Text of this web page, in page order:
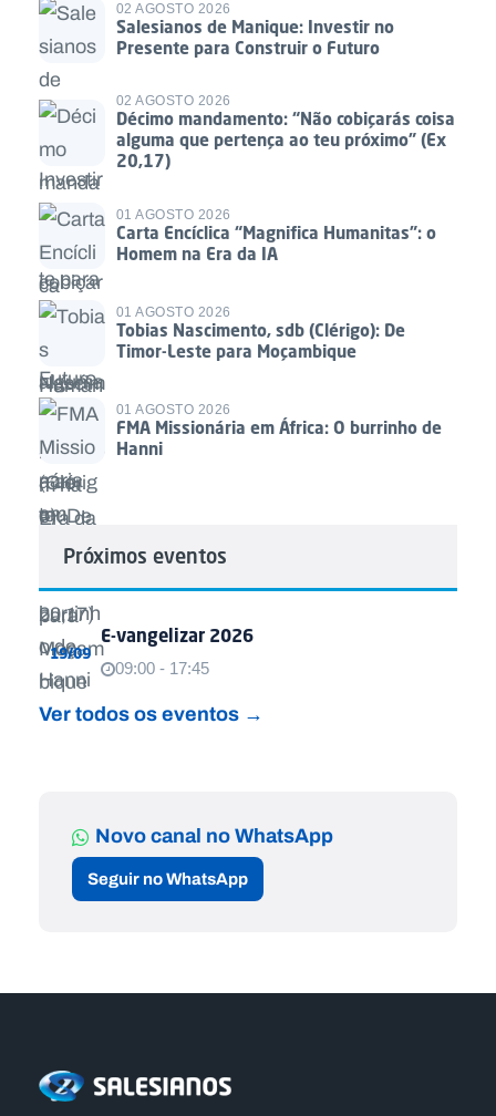
02 AGOSTO 2026
Salesianos de Manique: Investir no
Presente para Construir o Futuro
02 AGOSTO 2026
Décimo mandamento: “Não cobiçarás coisa
alguma que pertença ao teu próximo” (Ex
20,17)
01 AGOSTO 2026
Carta Encíclica “Magnifica Humanitas”: o
Homem na Era da IA
01 AGOSTO 2026
Tobias Nascimento, sdb (Clérigo): De
Timor-Leste para Moçambique
01 AGOSTO 2026
FMA Missionária em África: O burrinho de
Hanni
Próximos eventos
19/09
E-vangelizar 2026
09:00 - 17:45
Ver todos os eventos →
Novo canal no WhatsApp
Seguir no WhatsApp